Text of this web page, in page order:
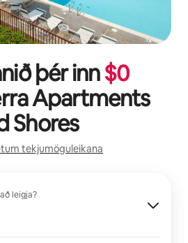
þér inn$0
Apartments
Shores
tekjumöguleikana
leigja?